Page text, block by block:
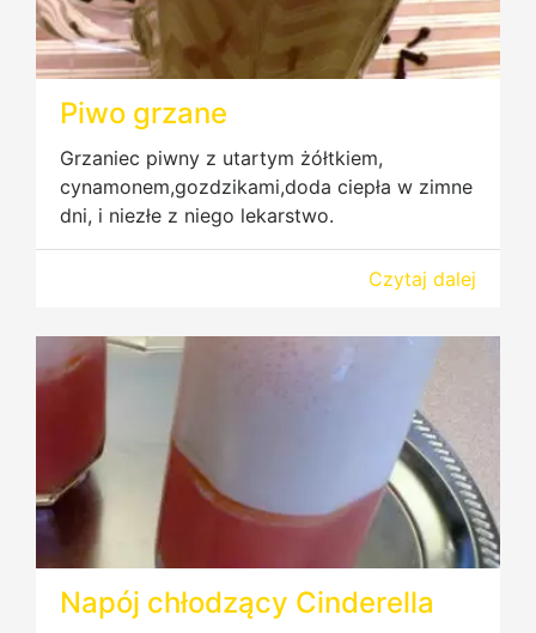
Piwo grzane
Grzaniec piwny z utartym żółtkiem,
cynamonem,gozdzikami,doda ciepła w zimne
dni, i niezłe z niego lekarstwo.
Czytaj dalej
Napój chłodzący Cinderella